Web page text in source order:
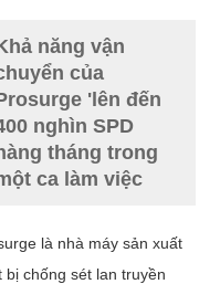
năng vận
của
'lên đến
nghìn SPD
tháng trong
ca làm việc
là nhà máy sản xuất
bị chống sét lan truyền